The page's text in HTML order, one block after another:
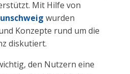
Mit Hilfe von
wurden
Konzepte rund um die
diskutiert.
den Nutzern eine